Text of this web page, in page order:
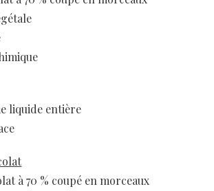
liquide entière
à 70 % coupé en morceaux